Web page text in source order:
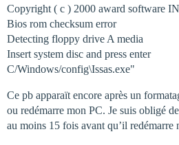
Copyright ( c ) 2000 award software
Bios rom checksum error
Detecting floppy drive A media
Insert system disc and press enter
C/Windows/config\Issas.exe"
Ce pb apparaït encore après un
ou redémarre mon PC. Je suis obligé
au moins 15 fois avant qu’il